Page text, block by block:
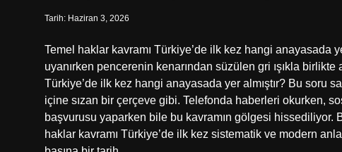
Tarih: Haziran 3, 2026
Temel haklar kavramı Türkiye’de ilk kez hangi anayasada
uyanırken pencerenin kenarından süzülen gri ışıkla
Türkiye’de ilk kez hangi anayasada yer almıştır? Bu soru
içine sızan bir çerçeve gibi. Telefonda haberleri okurken,
başvurusu yaparken bile bu kavramın gölgesi hissediliyor.
haklar kavramı Türkiye’de ilk kez sistematik ve modern